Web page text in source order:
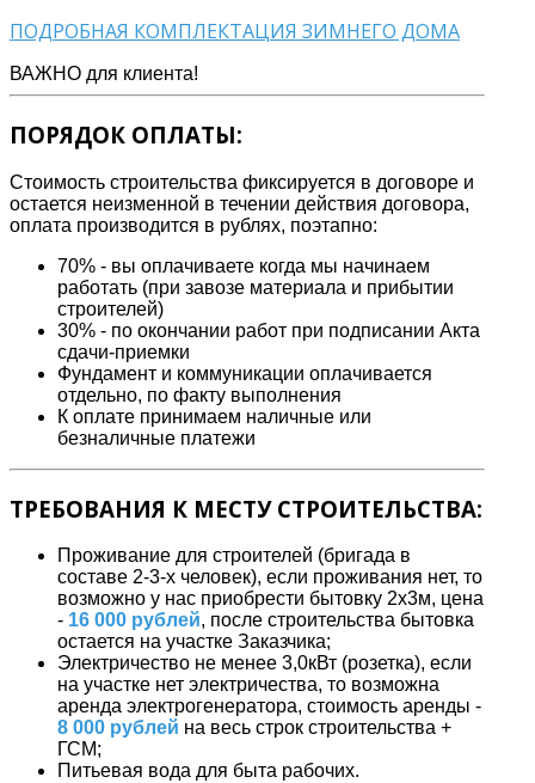
ПОДРОБНАЯ КОМПЛЕКТАЦИЯ ЗИМНЕГО ДОМА
ВАЖНО для клиента!
ПОРЯДОК ОПЛАТЫ:
Стоимость строительства фиксируется в договоре и
остается неизменной в течении действия договора,
оплата производится в рублях, поэтапно:
70% - вы оплачиваете когда мы начинаем
работать (при завозе материала и прибытии
строителей)
30% - по окончании работ при подписании Акта
сдачи-приемки
Фундамент и коммуникации оплачивается
отдельно, по факту выполнения
К оплате принимаем наличные или
безналичные платежи
ТРЕБОВАНИЯ К МЕСТУ СТРОИТЕЛЬСТВА:
Проживание для строителей (бригада в
составе 2-3-х человек), если проживания нет, то
возможно у нас приобрести бытовку 2х3м, цена
- 16 000 рублей, после строительства бытовка
остается на участке Заказчика;
Электричество не менее 3,0кВт (розетка), если
на участке нет электричества, то возможна
аренда электрогенератора, стоимость аренды -
8 000 рублей на весь строк строительства +
ГСМ;
Питьевая вода для быта рабочих.